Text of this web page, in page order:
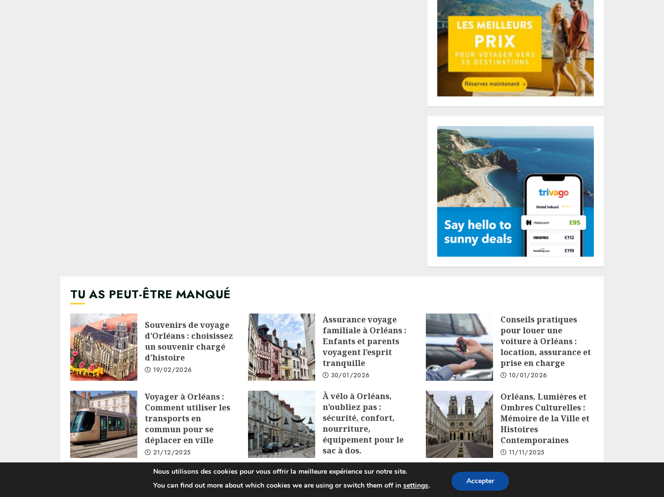
TU AS PEUT-ÊTRE MANQUÉ
Souvenirs de voyage
d’Orléans : choisissez
un souvenir chargé
d’histoire
19/02/2026
Assurance voyage
familiale à Orléans :
Enfants et parents
voyagent l’esprit
tranquille
30/01/2026
Conseils pratiques
pour louer une
voiture à Orléans :
location, assurance et
prise en charge
10/01/2026
Voyager à Orléans :
Comment utiliser les
transports en
commun pour se
déplacer en ville
21/12/2025
À vélo à Orléans,
n’oubliez pas :
sécurité, confort,
nourriture,
équipement pour le
sac à dos.
01/12/2025
Orléans, Lumières et
Ombres Culturelles :
Mémoire de la Ville et
Histoires
Contemporaines
11/11/2025
Copyright © 2025 All rights reserved.|ChromeNewsby AF themes.
Nous utilisons des cookies pour vous offrir la meilleure expérience sur notre site.
You can find out more about which cookies we are using or switch them off in settings. Accepter